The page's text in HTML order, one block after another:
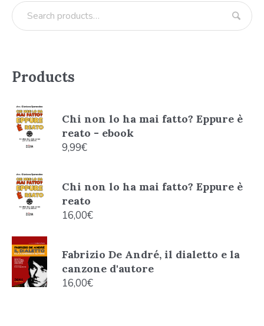
Products
Chi non lo ha mai fatto? Eppure è
reato - ebook
9,99€
Chi non lo ha mai fatto? Eppure è
reato
16,00€
Fabrizio De André, il dialetto e la
canzone d'autore
16,00€